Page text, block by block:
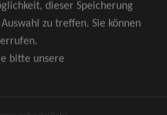
dieser Speicherung
zu treffen. Sie können
bitte unsere